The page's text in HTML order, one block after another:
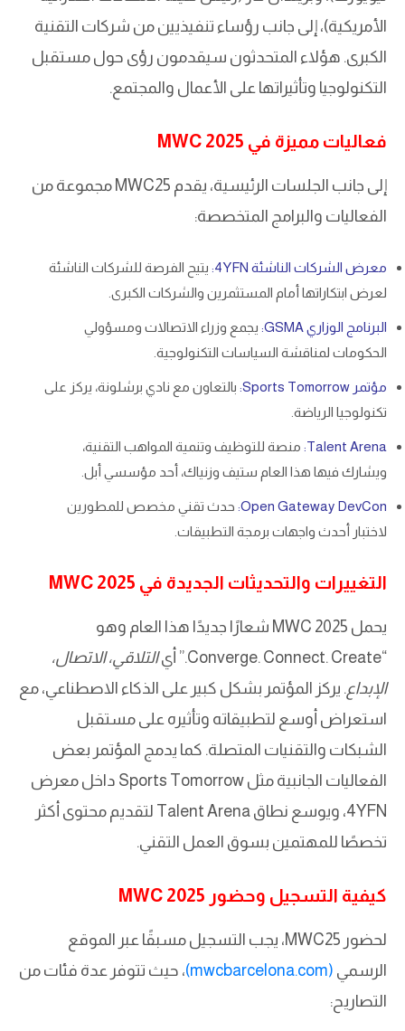
الأمريكية)، إلى جانب رؤساء تنفيذيين من شركات التقنية
الكبرى. هؤلاء المتحدثون سيقدمون رؤى حول مستقبل
التكنولوجيا وتأثيراتها على الأعمال والمجتمع.
فعاليات مميزة في MWC 2025
إلى جانب الجلسات الرئيسية، يقدم MWC25 مجموعة من
الفعاليات والبرامج المتخصصة:
معرض الشركات الناشئة 4YFN:
يتيح الفرصة للشركات الناشئة
لعرض ابتكاراتها أمام المستثمرين والشركات الكبرى.
البرنامج الوزاري GSMA:
يجمع وزراء الاتصالات ومسؤولي
الحكومات لمناقشة السياسات التكنولوجية.
مؤتمر Sports Tomorrow:
بالتعاون مع نادي برشلونة، يركز على
تكنولوجيا الرياضة.
Talent Arena: منصة للتوظيف وتنمية المواهب التقنية،
ويشارك فيها هذا العام ستيف وزنياك، أحد مؤسسي أبل.
Open Gateway DevCon: حدث تقني مخصص للمطورين
لاختبار أحدث واجهات برمجة التطبيقات.
التغييرات والتحديثات الجديدة في MWC 2025
يحمل MWC 2025 شعارًا جديدًا هذا العام وهو
“Converge. Connect. Create.” أي
التلاقي، الاتصال،
الإبداع. يركز المؤتمر بشكل كبير على الذكاء الاصطناعي، مع
استعراض أوسع لتطبيقاته وتأثيره على مستقبل
الشبكات والتقنيات المتصلة. كما يدمج المؤتمر بعض
الفعاليات الجانبية مثل Sports Tomorrow داخل معرض
4YFN، ويوسع نطاق Talent Arena لتقديم محتوى أكثر
تخصصًا للمهتمين بسوق العمل التقني.
كيفية التسجيل وحضور MWC 2025
لحضور MWC25، يجب التسجيل مسبقًا عبر الموقع
الرسمي (mwcbarcelona.com)
، حيث تتوفر عدة فئات من
التصاريح: